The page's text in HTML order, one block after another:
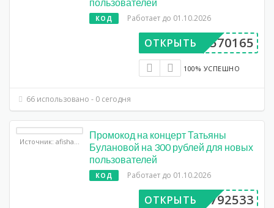
КОД Работает до 01.10.2026
DP570165
ОТКРЫТЬ
100% УСПЕШНО
66 использовано - 0 сегодня
Источник: afisha.yandex.ru
Промокод на концерт Татьяны
Булановой на 300 рублей для новых
пользователей
КОД Работает до 01.10.2026
DV792533
ОТКРЫТЬ